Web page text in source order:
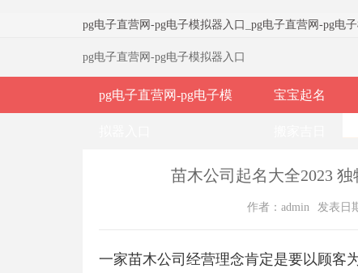
pg电子直营网-pg电子模拟器入口 pg电子直营网-pg电
pg电子直营网-pg电子模拟器入口
pg电子直营网-pg电子模 宝宝起名
苗木公司起名大全2023
作者：admin 发表日
一家苗木公司经营理念肯定是要以顾客